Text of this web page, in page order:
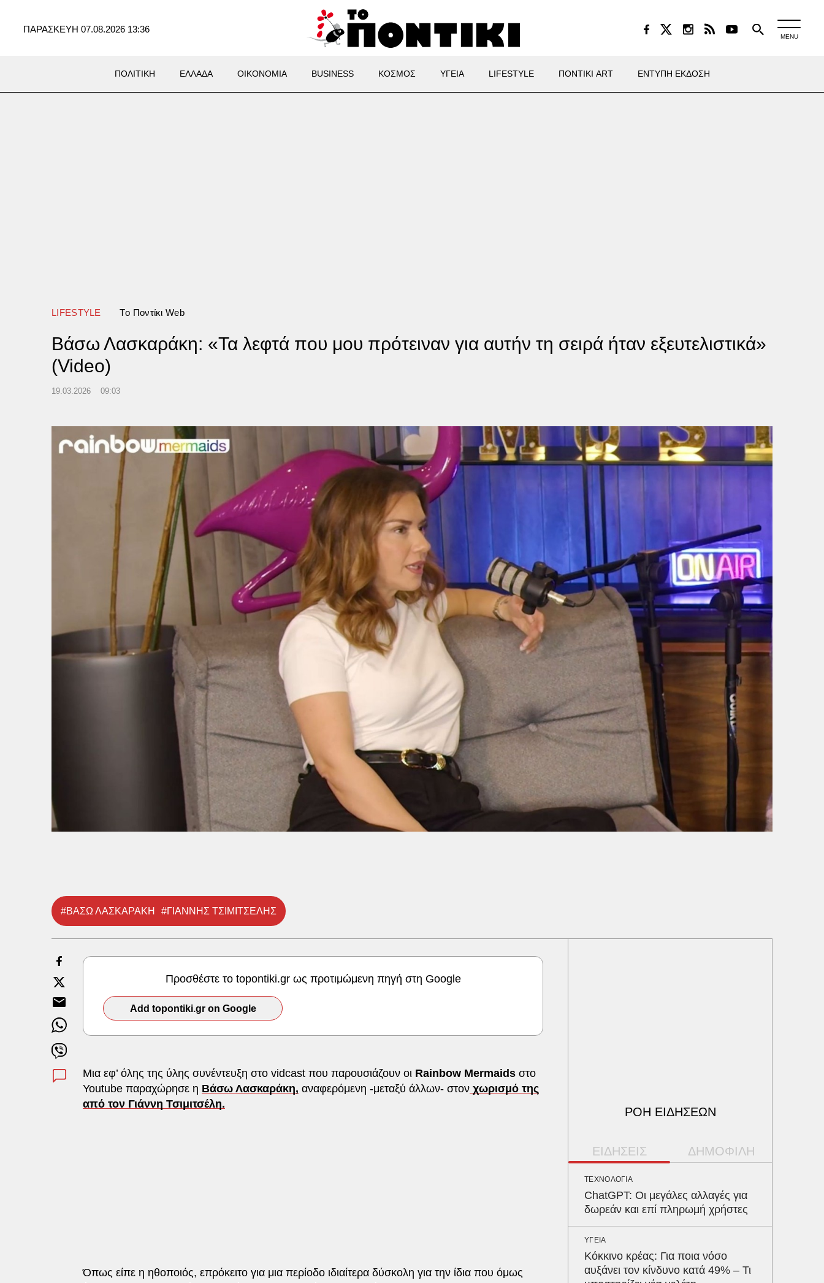
ΠΑΡΑΣΚΕΥΗ 07.08.2026 13:36
MENU
ΠΟΛΙΤΙΚΗ ΕΛΛΑΔΑ ΟΙΚΟΝΟΜΙΑ BUSINESS ΚΟΣΜΟΣ ΥΓΕΙΑ LIFESTYLE ΠΟΝΤΙΚΙ ART ΕΝΤΥΠΗ ΕΚΔΟΣΗ
LIFESTYLE Tο Ποντίκι Web
Βάσω Λασκαράκη: «Τα λεφτά που μου πρότειναν για αυτήν τη σειρά ήταν εξευτελιστικά»
(Video)
19.03.2026 09:03
#ΒΑΣΩ ΛΑΣΚΑΡΑΚΗ #ΓΙΑΝΝΗΣ ΤΣΙΜΙΤΣΕΛΗΣ
Προσθέστε το topontiki.gr ως προτιμώμενη πηγή στη Google
Add topontiki.gr on Google
Μια εφ’ όλης της ύλης συνέντευξη στο vidcast που παρουσιάζουν οι Rainbow Mermaids στο
Youtube παραχώρησε η Βάσω Λασκαράκη, αναφερόμενη -μεταξύ άλλων- στον χωρισμό της
από τον Γιάννη Τσιμιτσέλη.
Όπως είπε η ηθοποιός, επρόκειτο για μια περίοδο ιδιαίτερα δύσκολη για την ίδια που όμως
ΡΟΗ ΕΙΔΗΣΕΩΝ
ΕΙΔΗΣΕΙΣ ΔΗΜΟΦΙΛΗ
ΤΕΧΝΟΛΟΓΙΑ
ChatGPT: Οι μεγάλες αλλαγές για
δωρεάν και επί πληρωμή χρήστες
ΥΓΕΙΑ
Κόκκινο κρέας: Για ποια νόσο
αυξάνει τον κίνδυνο κατά 49% – Τι